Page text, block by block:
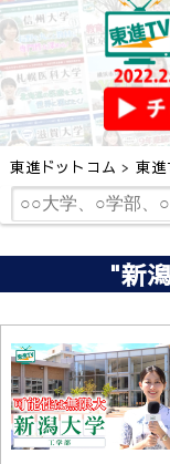
東進ドットコム > 東
"新